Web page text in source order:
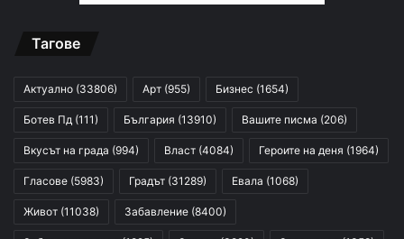
Тагове
Актуално (33806) Арт (955) Бизнес (1654)
Ботев Пд (111) България (13910) Вашите писма (206)
Вкусът на града (994) Власт (4084) Героите на деня (1964)
Гласове (5983) Градът (31289) Евала (1068)
Живот (11038) Забавление (8400)